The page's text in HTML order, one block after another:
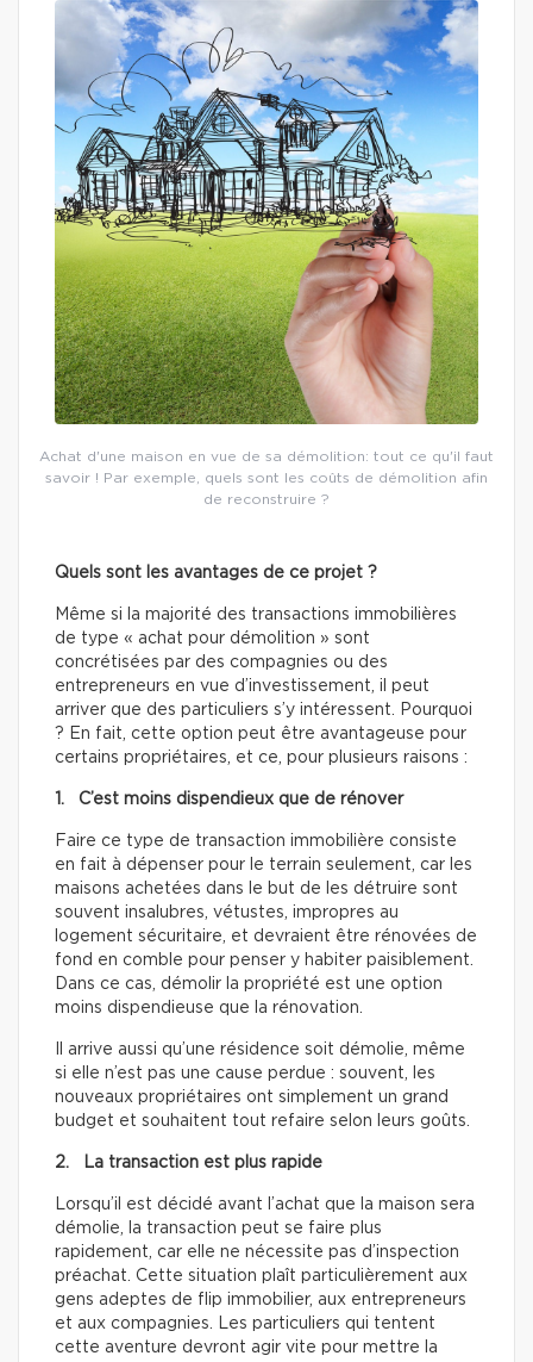
Achat d'une maison en vue de sa démolition: tout ce qu'il faut
savoir ! Par exemple, quels sont les coûts de démolition afin
de reconstruire ?
Quels sont les avantages de ce projet ?
Même si la majorité des transactions immobilières
de type « achat pour démolition » sont
concrétisées par des compagnies ou des
entrepreneurs en vue d’investissement, il peut
arriver que des particuliers s’y intéressent. Pourquoi
? En fait, cette option peut être avantageuse pour
certains propriétaires, et ce, pour plusieurs raisons :
1. C’est moins dispendieux que de rénover
Faire ce type de transaction immobilière consiste
en fait à dépenser pour le terrain seulement, car les
maisons achetées dans le but de les détruire sont
souvent insalubres, vétustes, impropres au
logement sécuritaire, et devraient être rénovées de
fond en comble pour penser y habiter paisiblement.
Dans ce cas, démolir la propriété est une option
moins dispendieuse que la rénovation.
Il arrive aussi qu’une résidence soit démolie, même
si elle n’est pas une cause perdue : souvent, les
nouveaux propriétaires ont simplement un grand
budget et souhaitent tout refaire selon leurs goûts.
2. La transaction est plus rapide
Lorsqu’il est décidé avant l’achat que la maison sera
démolie, la transaction peut se faire plus
rapidement, car elle ne nécessite pas d’inspection
préachat. Cette situation plaît particulièrement aux
gens adeptes de flip immobilier, aux entrepreneurs
et aux compagnies. Les particuliers qui tentent
cette aventure devront agir vite pour mettre la